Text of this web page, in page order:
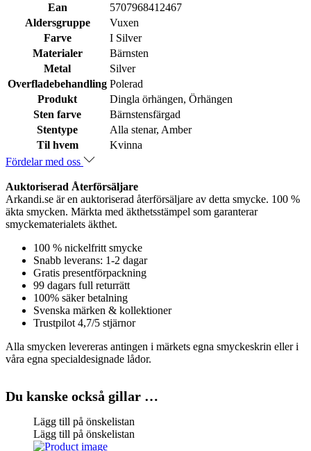
Ean
5707968412467
Aldersgruppe
Vuxen
Farve
I Silver
Materialer
Bärnsten
Metal
Silver
Overfladebehandling Polerad
Produkt
Dingla örhängen, Örhängen
Sten farve
Bärnstensfärgad
Stentype
Alla stenar, Amber
Til hvem
Kvinna
Fördelar med oss
Auktoriserad Återförsäljare
Arkandi.se är en auktoriserad återförsäljare av detta smycke. 100 %
äkta smycken. Märkta med äkthetsstämpel som garanterar
smyckematerialets äkthet.
100 % nickelfritt smycke
Snabb leverans: 1-2 dagar
Gratis presentförpackning
99 dagars full returrätt
100% säker betalning
Svenska märken & kollektioner
Trustpilot 4,7/5 stjärnor
Alla smycken levereras antingen i märkets egna smyckeskrin eller i
våra egna specialdesignade lådor.
Du kanske också gillar …
Lägg till på önskelistan
Lägg till på önskelistan